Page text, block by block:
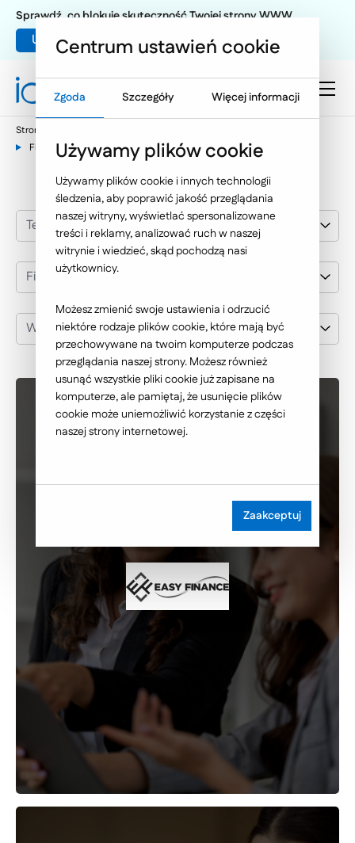
Umów warsztat UX
Sprawdź, co blokuje skuteczność Twojej strony WWW
Strona główna
Finanse i ubezpieczenia
Technologie Internetowe
Finanse i ubezpieczenia
Wybierz klienta
Centrum ustawień cookie
Zgoda Szczegóły Więcej informacji
Używamy plików cookie
Używamy plików cookie i innych technologii
śledzenia, aby poprawić jakość przeglądania
naszej witryny, wyświetlać spersonalizowane
treści i reklamy, analizować ruch w naszej
witrynie i wiedzieć, skąd pochodzą nasi
użytkownicy.
Możesz zmienić swoje ustawienia i odrzucić
niektóre rodzaje plików cookie, które mają być
przechowywane na twoim komputerze podczas
przeglądania naszej strony. Możesz również
usunąć wszystkie pliki cookie już zapisane na
komputerze, ale pamiętaj, że usunięcie plików
cookie może uniemożliwić korzystanie z części
naszej strony internetowej.
Zaakceptuj